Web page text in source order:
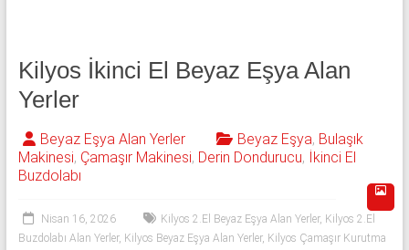
Kilyos İkinci El Beyaz Eşya Alan
Yerler
Beyaz Eşya Alan Yerler Beyaz Eşya, Bulaşık
Makinesi, Çamaşır Makinesi, Derin Dondurucu, İkinci El
Buzdolabı
Nisan 16, 2026 Kilyos 2.El Beyaz Eşya Alan Yerler, Kilyos 2.El
Buzdolabı Alan Yerler, Kilyos Beyaz Eşya Alan Yerler, Kilyos Çamaşır Kurutma